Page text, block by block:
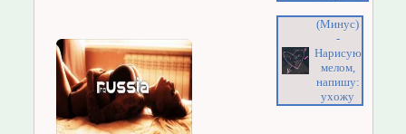
(Минус)
-
Нарисую
мелом,
напишу:
ухожу